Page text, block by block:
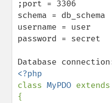
;port = 3306
schema = db_schema
username = user
password = secret
class MyPDO extends
{